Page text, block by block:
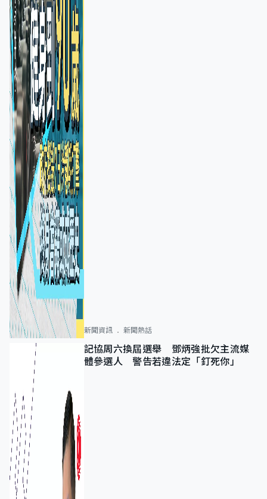
新聞資訊 新聞熱話
記協周六換屆選舉 鄧炳強批欠主流媒
體參選人 警告若違法定「釘死你」